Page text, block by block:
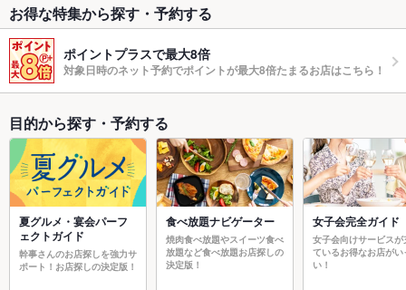
お得な特集から探す・予約する
ポイントプラスで最大8倍
対象日時のネット予約でポイントが最大8倍たまるお店はこちら！
目的から探す・予約する
夏グルメ・宴会パーフ
ェクトガイド
幹事さんのお店探しを強力サ
ポート！お店探しの決定版！
食べ放題ナビゲーター
焼肉食べ放題やスイーツ食べ
放題など食べ放題お店探しの
決定版！
女子会完全ガイド
女子会向けサービスが
ているお得なお店がい
い！